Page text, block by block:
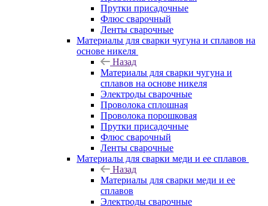
Прутки присадочные
Флюс сварочный
Ленты сварочные
Материалы для сварки чугуна и сплавов на
основе никеля
Назад
Материалы для сварки чугуна и
сплавов на основе никеля
Электроды сварочные
Проволока сплошная
Проволока порошковая
Прутки присадочные
Флюс сварочный
Ленты сварочные
Материалы для сварки меди и ее сплавов
Назад
Материалы для сварки меди и ее
сплавов
Электроды сварочные